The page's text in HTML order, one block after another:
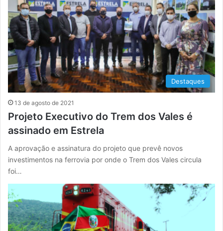
Destaques
13 de agosto de 2021
Projeto Executivo do Trem dos Vales é
assinado em Estrela
A aprovação e assinatura do projeto que prevê novos
investimentos na ferrovia por onde o Trem dos Vales circula
foi…